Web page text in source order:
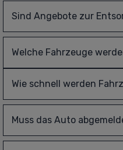
Sind Angebote zur
Welche Fahrzeuge
Wie schnell werden
Muss das Auto